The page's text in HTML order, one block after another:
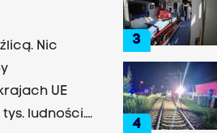
Nic
UE
ludności.
3
4